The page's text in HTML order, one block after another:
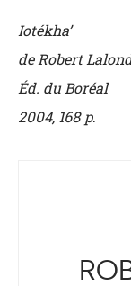
Iotékha’
de Robert
Éd. du Boréal
2004, 168 p.